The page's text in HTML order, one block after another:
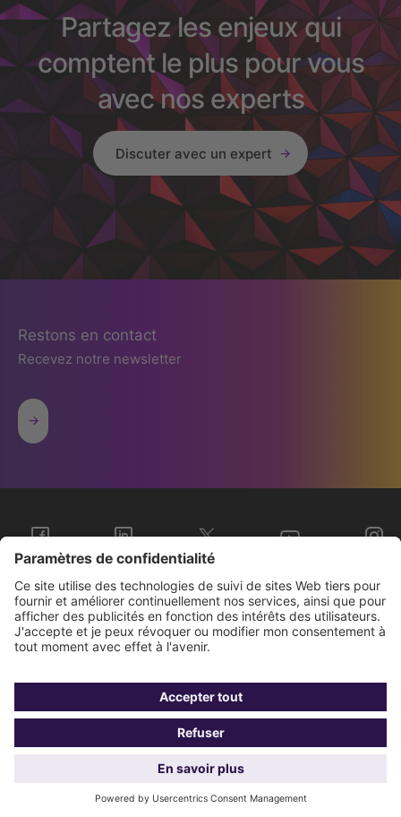
Partagez les enjeux qui
comptent le plus pour vous
avec nos experts
Discuter avec un expert
Restons en contact
Recevez notre newsletter
Sopra Steria Groupe
Investisseurs
Nous connaître
Contact
Données
personnelles